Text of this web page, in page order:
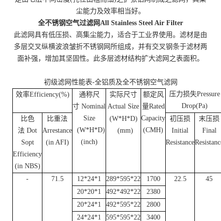
尘能力及效率相当好。
全不锈钢空气过滤网All Stainless Steel Air Filter
此滤网具有低压损、高集尘能力，适合于工业界使用。滤材是由
多层交叉纵横波浪皱折不锈钢网所组成，并有交叉钢条于滤材两
面补强，增加其坚固性。此多层滤材结构扩大滤网之表面积。
初级滤网性能表-全铝质及全不锈钢空气滤网
效率Efficiency(%)
通称尺
寸 Nominal
Size
(W*H*D)
(inch)
实际尺寸
Actual Size
(W*H*D)
(mm)
额定风
量Rated
Capacity
(CMH)
压力损失Pressure
Drop(Pa)
比色
法 Dot
Sopt
Efficiency
(in NBS)
比重法
Arrestance
(in AFI)
初压损
Initial
Resistance
末压损
Final
- 71.5 12*24*1 289*595*22 1700 22.5
45
20*20*1
492*492*22
2380
20*24*1
492*595*22
2800
24*24*1
595*595*22 3400